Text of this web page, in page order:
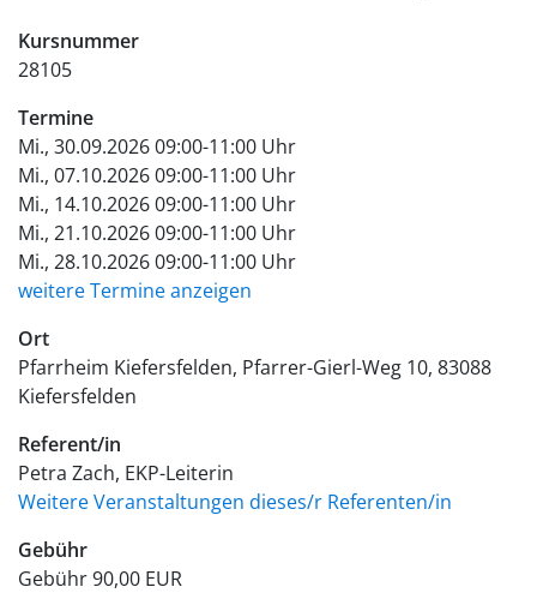
Kursnummer
28105
Termine
Mi., 30.09.2026 09:00-11:00 Uhr
Mi., 07.10.2026 09:00-11:00 Uhr
Mi., 14.10.2026 09:00-11:00 Uhr
Mi., 21.10.2026 09:00-11:00 Uhr
Mi., 28.10.2026 09:00-11:00 Uhr
weitere Termine anzeigen
Ort
Pfarrheim Kiefersfelden Pfarrer-Gierl-Weg 10 83088
Kiefersfelden
Referent/in
Petra Zach, EKP-Leiterin
Weitere Veranstaltungen dieses/r Referenten/in
Gebühr
Gebühr90,00 EUR